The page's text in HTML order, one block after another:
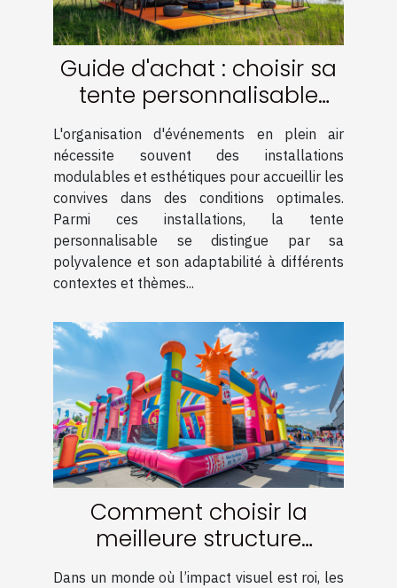
Guide d'achat : choisir sa
tente personnalisable
pour événements
L'organisation d'événements en plein air
nécessite souvent des installations
modulables et esthétiques pour accueillir les
convives dans des conditions optimales.
Parmi ces installations, la tente
personnalisable se distingue par sa
polyvalence et son adaptabilité à différents
contextes et thèmes...
Comment choisir la
meilleure structure
gonflable pour maximiser
Dans un monde où l’impact visuel est roi, les